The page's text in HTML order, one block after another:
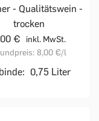
- Qualitätswein -
trocken
€
inkl. MwSt.
8,00 €/l
0,75 Liter